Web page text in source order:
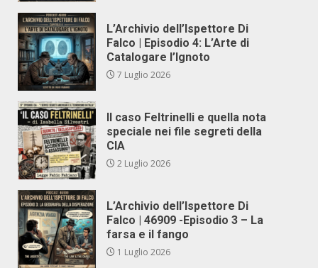
L’Archivio dell’Ispettore Di
Falco | Episodio 4: L’Arte di
Catalogare l’Ignoto
7 Luglio 2026
Il caso Feltrinelli e quella nota
speciale nei file segreti della
CIA
2 Luglio 2026
L’Archivio dell’Ispettore Di
Falco | 46909 -Episodio 3 – La
farsa e il fango
1 Luglio 2026